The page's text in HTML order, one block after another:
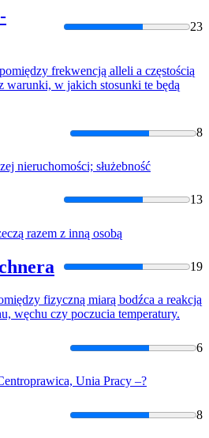
23
frekwencją alleli a częstością
warunki, w jakich stosunki te będą
8
nieruchomości; służebność
13
razem z inną osobą
19
fizyczną miarą bodźca a reakcją
węchu czy poczucia temperatury.
6
Unia Pracy –?
8